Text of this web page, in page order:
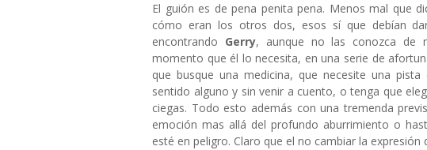
El guión es de pena penita pena. Menos mal que
cómo eran los otros dos, esos sí que debían
encontrando Gerry, aunque no las conozca de
momento que él lo necesita, en una serie de
que busque una medicina, que necesite una
sentido alguno y sin venir a cuento, o tenga que
ciegas. Todo esto además con una tremenda
emoción mas allá del profundo aburrimiento o
esté en peligro. Claro que el no cambiar la expresión